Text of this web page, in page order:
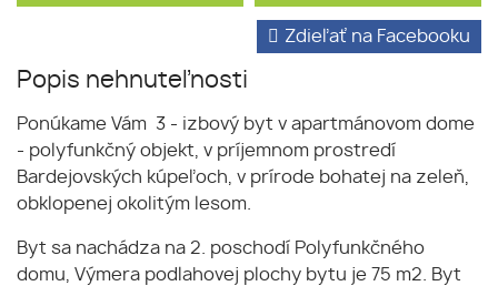
Popis nehnuteľnosti
Zdieľať na Facebooku
Ponúkame Vám 3 - izbový byt v apartmánovom dome
- polyfunkčný objekt, v príjemnom prostredí
Bardejovských kúpeľoch, v prírode bohatej na zeleň,
obklopenej okolitým lesom.
Byt sa nachádza na 2. poschodí Polyfunkčného
domu, Výmera podlahovej plochy bytu je 75 m2. Byt